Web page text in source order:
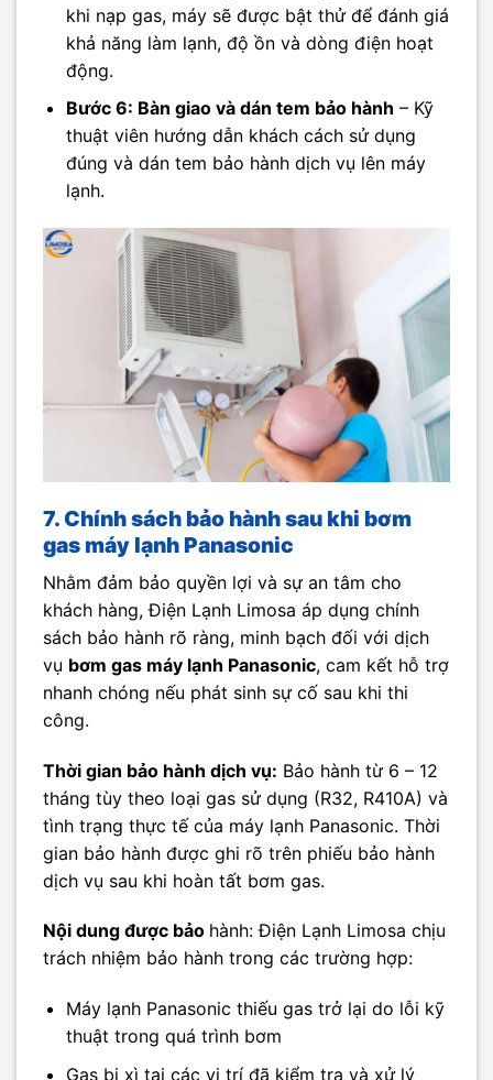
khi nạp gas, máy sẽ được bật thử để đánh giá
khả năng làm lạnh, độ ồn và dòng điện hoạt
động.
Bước 6: Bàn giao và dán tem bảo hành – Kỹ
thuật viên hướng dẫn khách cách sử dụng
đúng và dán tem bảo hành dịch vụ lên máy
lạnh.
7. Chính sách bảo hành sau khi bơm
gas máy lạnh Panasonic
Nhằm đảm bảo quyền lợi và sự an tâm cho
khách hàng, Điện Lạnh Limosa áp dụng chính
sách bảo hành rõ ràng, minh bạch đối với dịch
vụ bơm gas máy lạnh Panasonic, cam kết hỗ trợ
nhanh chóng nếu phát sinh sự cố sau khi thi
công.
Thời gian bảo hành dịch vụ: Bảo hành từ 6 – 12
tháng tùy theo loại gas sử dụng (R32, R410A) và
tình trạng thực tế của máy lạnh Panasonic. Thời
gian bảo hành được ghi rõ trên phiếu bảo hành
dịch vụ sau khi hoàn tất bơm gas.
Nội dung được bảo hành: Điện Lạnh Limosa chịu
trách nhiệm bảo hành trong các trường hợp:
Máy lạnh Panasonic thiếu gas trở lại do lỗi kỹ
thuật trong quá trình bơm
Gas bị xì tại các vị trí đã kiểm tra và xử lý